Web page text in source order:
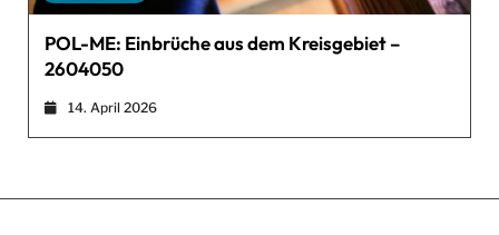
POL-ME: Einbrüche aus dem Kreisgebiet –
2604050
14. April 2026